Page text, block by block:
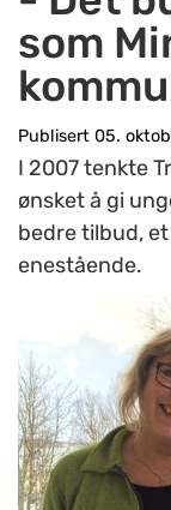
som
Publisert 05.
I 2007 tenkte
ønsket å gi
bedre tilbud,
enestående.